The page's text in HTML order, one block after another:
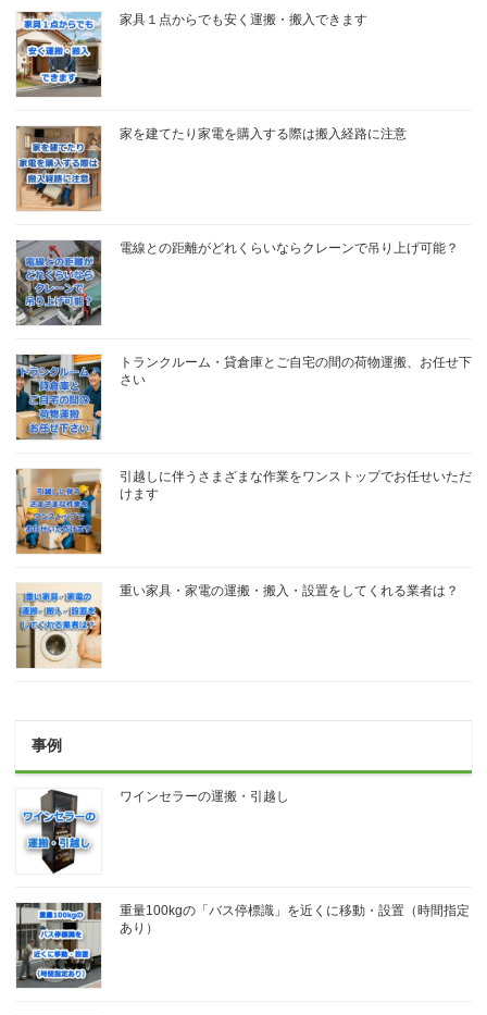
家具１点からでも安く運搬・搬入できます
家を建てたり家電を購入する際は搬入経路に注意
電線との距離がどれくらいならクレーンで吊り上げ可能？
トランクルーム・貸倉庫とご自宅の間の荷物運搬、お任せ下
さい
引越しに伴うさまざまな作業をワンストップでお任せいただ
けます
重い家具・家電の運搬・搬入・設置をしてくれる業者は？
事例
ワインセラーの運搬・引越し
重量100kgの「バス停標識」を近くに移動・設置（時間指定
あり）